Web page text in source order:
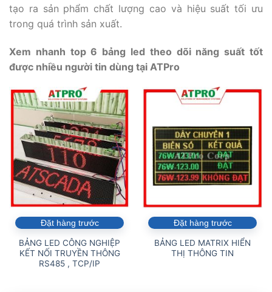
tạo ra sản phẩm chất lượng cao và hiệu suất tối ưu
trong quá trình sản xuất.
Xem nhanh top 6 bảng led theo dõi năng suất tốt
được nhiều người tin dùng tại ATPro
Đặt hàng trước
BẢNG LED CÔNG NGHIỆP
KẾT NỐI TRUYỀN THÔNG
RS485 , TCP/IP
Đặt hàng trước
BẢNG LED MATRIX HIỂN
THỊ THÔNG TIN